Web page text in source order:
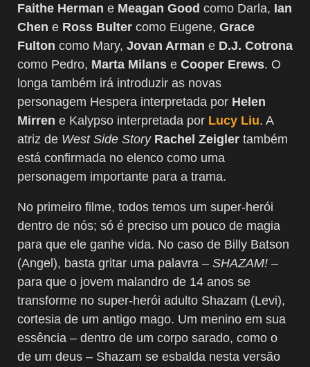
Faithe Herman e Meagan Good como Darla, Ian
Chen e Ross Bulter como Eugene, Grace
Fulton como Mary, Jovan Arman e D.J. Cotrona
como Pedro, Marta Milans e Cooper Erews. O
longa também irá introduzir as novas
personagem Hespera interpretada por Helen
Mirren e Kalypso interpretada por Lucy Liu. A
atriz de West Side Story Rachel Zeigler também
está confirmada no elenco como uma
personagem importante para a trama.
No primeiro filme, todos temos um super-herói
dentro de nós; só é preciso um pouco de magia
para que ele ganhe vida. No caso de Billy Batson
(Angel), basta gritar uma palavra – SHAZAM! –
para que o jovem malandro de 14 anos se
transforme no super-herói adulto Shazam (Levi),
cortesia de um antigo mago. Um menino em sua
essência – dentro de um corpo sarado, como o
de um deus – Shazam se esbalda nesta versão